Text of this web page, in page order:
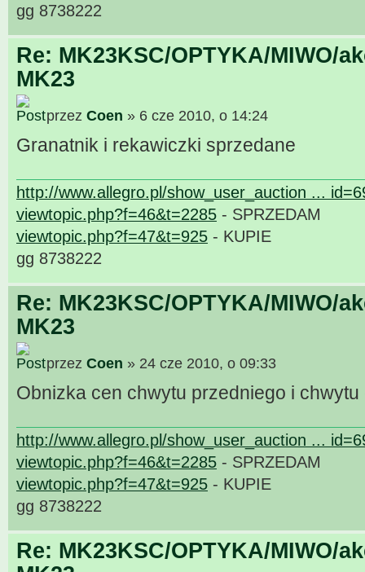
gg 8738222
Re: MK23KSC/OPTYKA/MIWO/
MK23
przez Coen » 6 cze 2010, o 14:24
Granatnik i rekawiczki sprzedane
http://www.allegro.pl/show_user_auction ...
viewtopic.php?f=46&t=2285 - SPRZEDAM
viewtopic.php?f=47&t=925 - KUPIE
gg 8738222
Re: MK23KSC/OPTYKA/MIWO/
MK23
przez Coen » 24 cze 2010, o 09:33
Obnizka cen chwytu przedniego i
http://www.allegro.pl/show_user_auction ...
viewtopic.php?f=46&t=2285 - SPRZEDAM
viewtopic.php?f=47&t=925 - KUPIE
gg 8738222
Re: MK23KSC/OPTYKA/MIWO/